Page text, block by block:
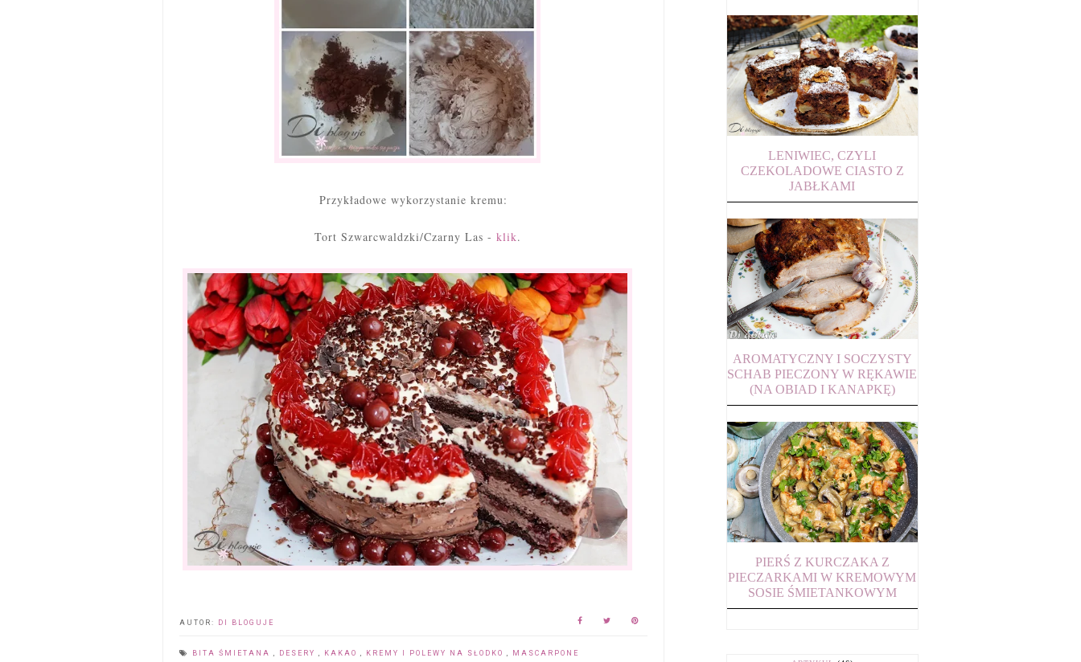
Przykładowe wykorzystanie kremu:
Tort Szwarcwaldzki/Czarny Las - klik.
AUTOR: DI BLOGUJE
BITA ŚMIETANA , DESERY , KAKAO , KREMY I POLEWY NA SŁODKO , MASCARPONE
LENIWIEC, CZYLI
CZEKOLADOWE CIASTO Z
JABŁKAMI
AROMATYCZNY I SOCZYSTY
SCHAB PIECZONY W RĘKAWIE
(NA OBIAD I KANAPKĘ)
PIERŚ Z KURCZAKA Z
PIECZARKAMI W KREMOWYM
SOSIE ŚMIETANKOWYM